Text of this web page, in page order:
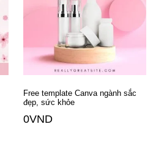
Free template Canva ngành sắc
đẹp, sức khỏe
0VND